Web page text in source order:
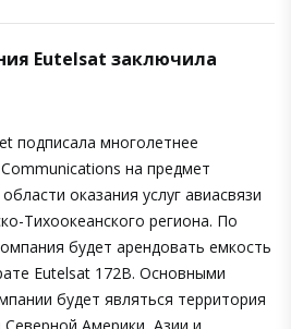
Eutelsat заключила
подписала многолетнее
на предмет
оказания услуг авиасвязи
Тихоокеанского региона. По
будет арендовать емкость
Eutelsat 172B. Основными
будет являться территория